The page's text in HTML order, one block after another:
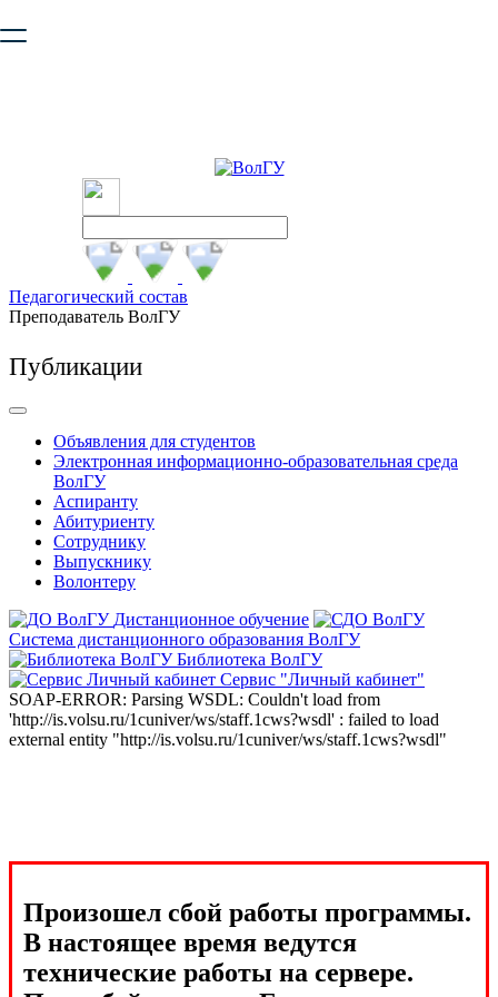
безопасную работу с сайтом. Пожалуйста
Педагогический состав
Преподаватель ВолГУ
Публикации
Объявления для студентов
Электронная информационно-образовательная среда
ВолГУ
Аспиранту
Абитуриенту
Сотруднику
Выпускнику
Волонтеру
Дистанционное обучение
Система дистанционного образования ВолГУ
Библиотека ВолГУ
Сервис "Личный кабинет"
SOAP-ERROR: Parsing WSDL: Couldn't load from
'http://is.volsu.ru/1cuniver/ws/staff.1cws?wsdl' : failed to load
external entity "http://is.volsu.ru/1cuniver/ws/staff.1cws?wsdl"
Произошел сбой работы программы.
В настоящее время ведутся
технические работы на сервере.